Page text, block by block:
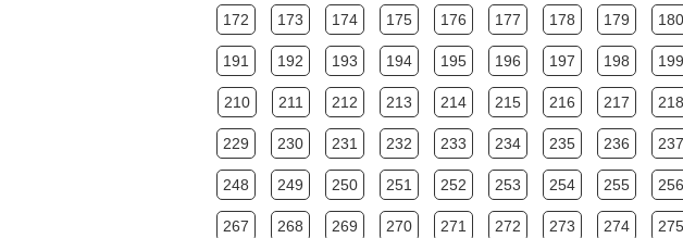
172 173 174 175 176 177 178 179 180
191 192 193 194 195 196 197 198 199
210 211 212 213 214 215 216 217 218
229 230 231 232 233 234 235 236 237
248 249 250 251 252 253 254 255 256
267 268 269 270 271 272 273 274 275